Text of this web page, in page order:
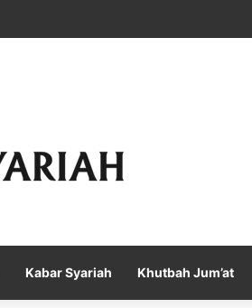
Kabar Syariah Khutbah Jum’at